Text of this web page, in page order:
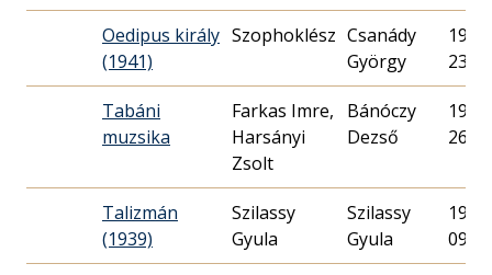
Oedipus király
(1941)
Szophoklész Csanády
György
23.
Tabáni
muzsika
Farkas Imre,
Harsányi
Zsolt
Bánóczy
Dezső
26.
Talizmán
(1939)
Szilassy
Gyula
Szilassy
Gyula
09.